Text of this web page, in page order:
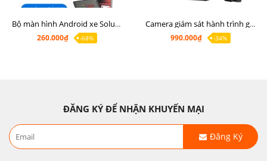
Bộ màn hình Android xe Soluto, mặt dưỡng lắp màn hình Soluto kèm rắc zin
260.000₫
-68%
Camera giám sát hành trình ghi hình 2 mắt Q8 Pro độ phân giải 2K +1080P
990.000₫
-34%
ĐĂNG KÝ ĐỂ NHẬN KHUYẾN MẠI
Đăng Ký